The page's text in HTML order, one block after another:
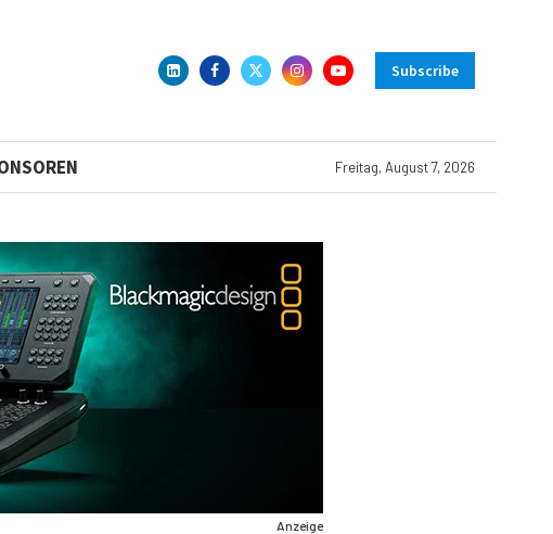
Subscribe
Freitag, August 7, 2026
Anzeige